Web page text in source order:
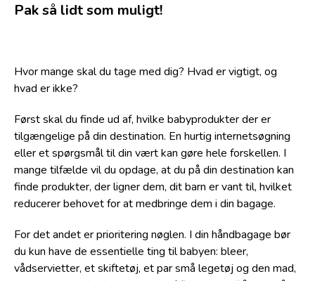
Pak så lidt som muligt!
Hvor mange skal du tage med dig? Hvad er vigtigt, og
hvad er ikke?
Først skal du finde ud af, hvilke babyprodukter der er
tilgængelige på din destination. En hurtig internetsøgning
eller et spørgsmål til din vært kan gøre hele forskellen. I
mange tilfælde vil du opdage, at du på din destination kan
finde produkter, der ligner dem, dit barn er vant til, hvilket
reducerer behovet for at medbringe dem i din bagage.
For det andet er prioritering nøglen. I din håndbagage bør
du kun have de essentielle ting til babyen: bleer,
vådservietter, et skiftetøj, et par små legetøj og den mad,